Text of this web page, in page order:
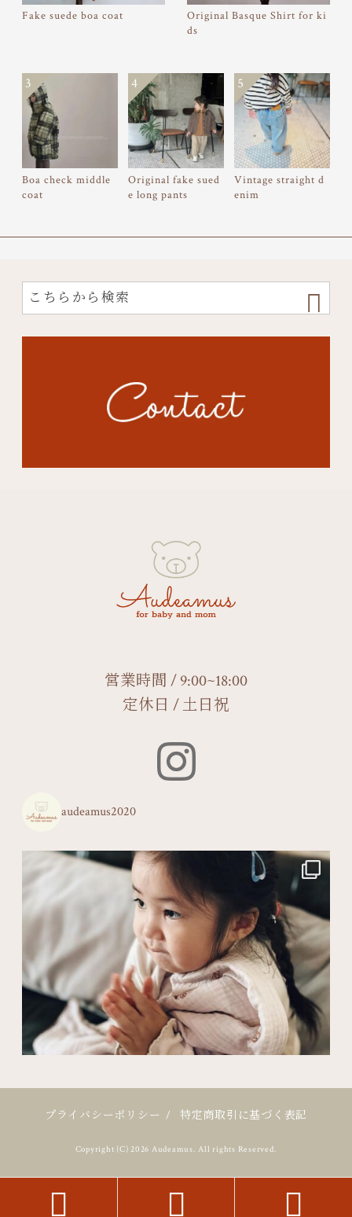
Fake suede boa coat
Original Basque Shirt for ki
ds
Boa check middle
coat
3
Original fake sued
e long pants
4
Vintage straight d
enim
5
営業時間 / 9:00~18:00
定休日 / 土日祝
audeamus2020
プライバシーポリシー / 特定商取引に基づく表記
Copyright (C) 2026 Audeamus. All rights Reserved.
  